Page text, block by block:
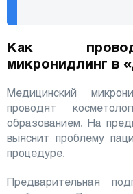
Как
микронидлинг в
Медицинский
проводят
образованием. На
выяснит проблему
процедуре.
Предварительная